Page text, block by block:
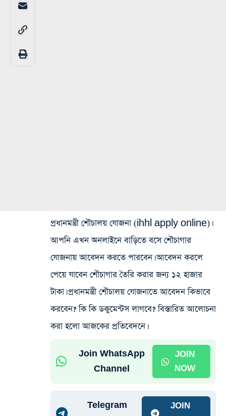
প্রধানমন্ত্রী শৌচালয় যোজনা (ihhl apply online)।
আপনি এখন অনলাইনে বাড়িতে বসে শৌচাগার
যোজনায় আবেদন করতে পারবেন। আবেদন করলে
পেয়ে যাবেন শৌচাগার তৈরি করার জন্য ১২ হাজার
টাকা। প্রধানমন্ত্রী শৌচালয় যোজনাতে আবেদন কিভাবে
করবেন? কি কি ডকুমেন্টস লাগবে? বিস্তারিত আলোচনা
করা হলো আজকের প্রতিবেদনে।
Join WhatsApp
Channel
JOIN
NOW
Telegram
JOIN